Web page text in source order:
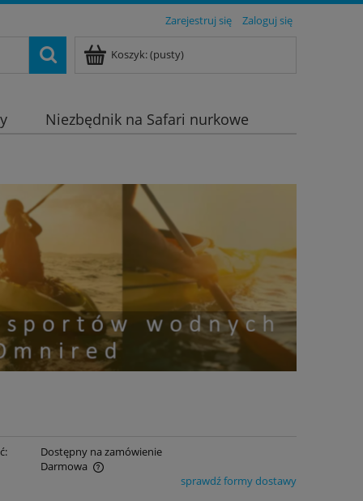
Zarejestruj się Zaloguj się
Koszyk:(pusty)
Niezbędnik na Safari nurkowe
Dostępny na zamówienie
Darmowa
sprawdź formy dostawy